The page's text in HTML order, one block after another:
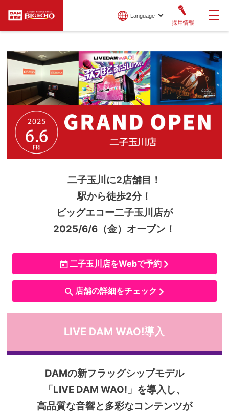
Language
採用情報
二子玉川に2店舗目！
駅から徒歩2分！
ビッグエコー二子玉川店が
2025/6/6（金）オープン！
二子玉川店をWebで予約
店舗の詳細をチェック
LIVE DAM WAO!導入
DAMの新フラッグシップモデル
「LIVE DAM WAO!」を導入し、
高品質な音響と多彩なコンテンツが